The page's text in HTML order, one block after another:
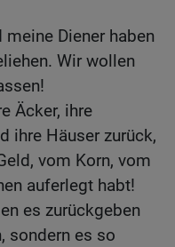
Diener haben
Wir wollen
Äcker, ihre
ihre Häuser zurück,
vom Korn, vom
auferlegt habt!
es zurückgeben
sondern es so